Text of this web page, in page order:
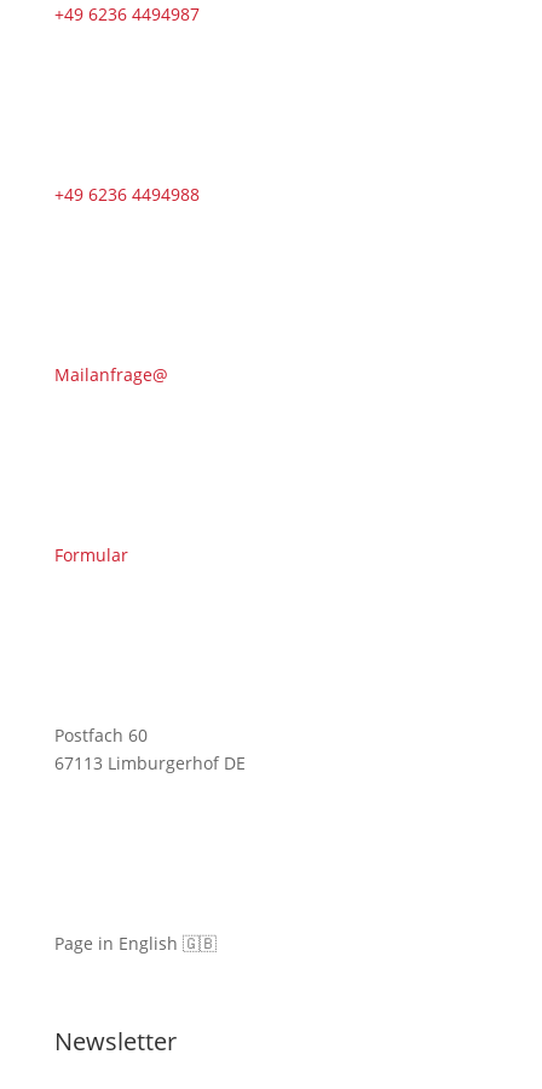
+49 6236 4494987
+49 6236 4494988
Mailanfrage@
Formular
Postfach 60
67113 Limburgerhof DE
Page in English 🇬🇧
Newsletter